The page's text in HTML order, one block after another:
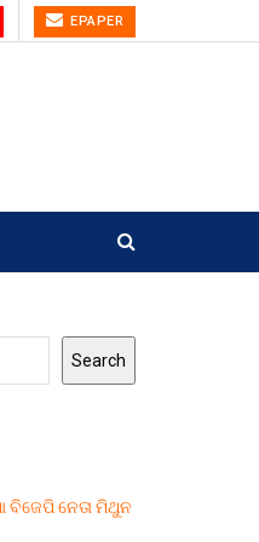
EPAPER
Search
ବିଜେପି ନେତା ମିଥୁନ